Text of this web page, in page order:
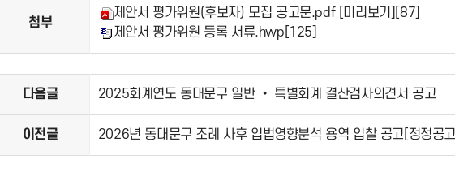
첨부
제안서 평가위원(후보자) 모집 공고문.pdf [미리보기]
[87]
제안서 평가위원 등록 서류.hwp [125]
다음글 2025회계연도 동대문구 일반 • 특별회계 결산검사의견서 공고
이전글 2026년 동대문구 조례 사후 입법영향분석 용역 입찰 공고[정정공